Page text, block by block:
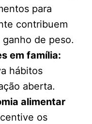
para
contribuem
de peso.
em família:
hábitos
aberta.
alimentar
os